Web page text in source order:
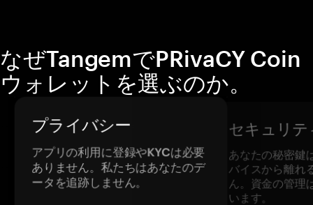
なぜTangemでPRivaCY Coin
ウォレットを選ぶのか。
プライバシー
アプリの利用に登録やKYCは必要
ありません。私たちはあなたのデ
ータを追跡しません。
セキュリテ
あなたの秘密鍵
バイスから離れ
ん。資金の管理
います。